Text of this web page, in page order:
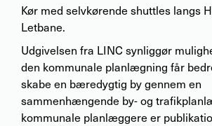
Kør med selvkørende shuttles langs
Letbane.
Udgivelsen fra LINC synliggør
den kommunale planlægning får
skabe en bæredygtig by gennem en
sammenhængende by- og
kommunale planlæggere er